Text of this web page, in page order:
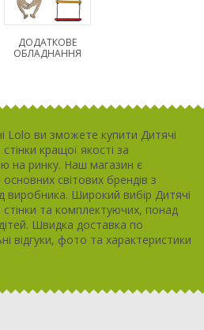
ДОДАТКОВЕ
ОБЛАДНАННЯ
Lolo ви зможете купити Дитячі
кращої якості за
на ринку. Наш магазин є
світових брендів з
виробника. Широкий вибір Дитячі
стінки та комплектуючих, понад
Швидка доставка по
відгуки, фото та характеристики